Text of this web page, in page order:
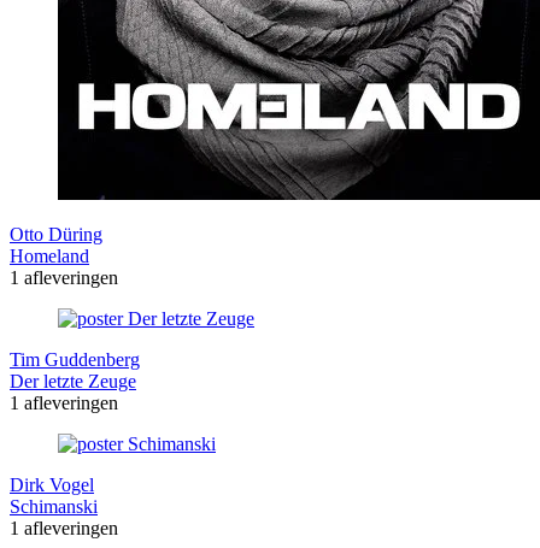
Otto Düring
Homeland
1 afleveringen
Tim Guddenberg
Der letzte Zeuge
1 afleveringen
Dirk Vogel
Schimanski
1 afleveringen